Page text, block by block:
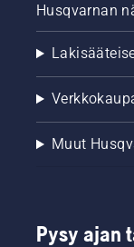
Husqvarnan
Muut
Pysy ajan